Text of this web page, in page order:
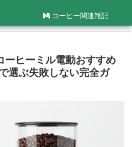
コーヒー関連雑記
ーヒーミル電動おすすめ
選ぶ失敗しない完全ガ